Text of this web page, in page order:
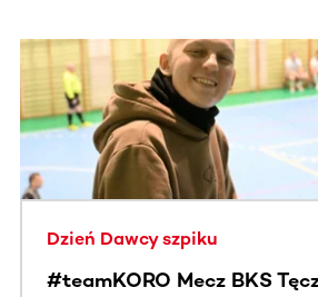
Ta sekcja zawiera treści
Dzień Dawcy szpiku
#teamKORO Mecz BKS